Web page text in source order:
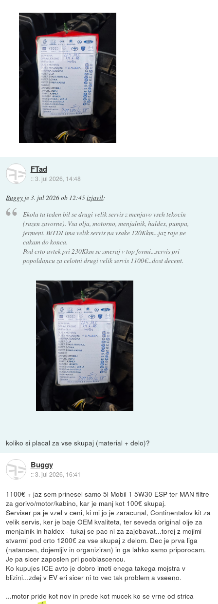
FTad
::3. jul 2026, 14:48
Buggy je3. jul 2026 ob 12:45izjavil:
Ekola ta teden bil se drugi velik servis z menjavo vseh tekocin
(razen zavorne). Vsa olja, motorno, menjalnik, haldex, pumpa,
jermeni. BiTDI ima velik servis na vsake 120Kkm...jaz raje ne
cakam do konca.
Pod crto avtek pri 230Kkm se zmeraj v top formi...servis pri
popoldancu za celotni drugi velik servis 1100€...dost decent.
koliko si placal za vse skupaj (material + delo)?
Buggy
::3. jul 2026, 16:41
1100€ + jaz sem prinesel samo 5l Mobil 1 5W30 ESP ter MAN filtre
za gorivo/motor/kabino, kar je manj kot 100€ skupaj.
Serviser pa je vzel v ceni, ki mi jo je zaracunal, Continentalov kit za
velik servis, ker je baje OEM kvaliteta, ter seveda original olje za
menjalnik in haldex - tukaj se pac ni za zajebavat...torej z mojimi
stvarmi pod crto 1200€ za vse skupaj z delom. Dec je prva liga
(natancen, dojemljiv in organiziran) in ga lahko samo priporocam.
Je pa sicer zaposlen pri pooblascencu.
Ko kupujes ICE avto je dobro imeti enega takega mojstra v
blizini...zdej v EV eri sicer ni to vec tak problem a vseeno.
...motor pride kot nov in prede kot mucek ko se vrne od strica